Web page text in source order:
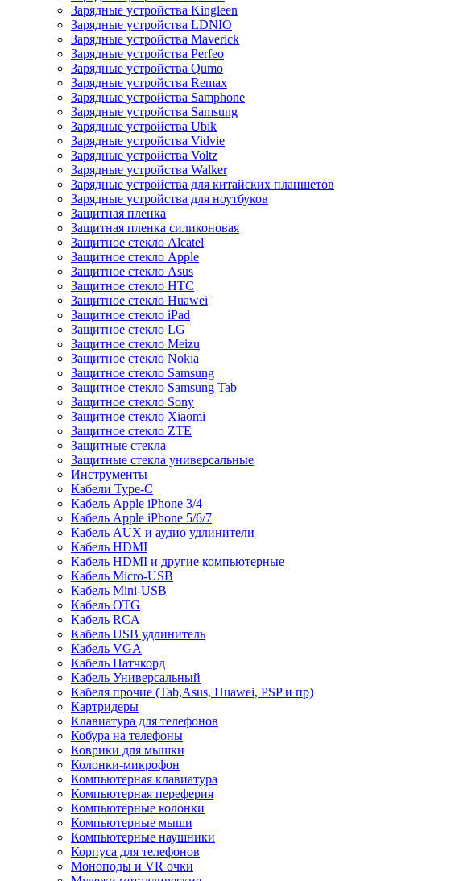
Зарядные устройства Kingleen
Зарядные устройства LDNIO
Зарядные устройства Maverick
Зарядные устройства Perfeo
Зарядные устройства Qumo
Зарядные устройства Remax
Зарядные устройства Samphone
Зарядные устройства Samsung
Зарядные устройства Ubik
Зарядные устройства Vidvie
Зарядные устройства Voltz
Зарядные устройства Walker
Зарядные устройства для китайских планшетов
Зарядные устройства для ноутбуков
Защитная пленка
Защитная пленка силиконовая
Защитное стекло Alcatel
Защитное стекло Apple
Защитное стекло Asus
Защитное стекло HTC
Защитное стекло Huawei
Защитное стекло iPad
Защитное стекло LG
Защитное стекло Meizu
Защитное стекло Nokia
Защитное стекло Samsung
Защитное стекло Samsung Tab
Защитное стекло Sony
Защитное стекло Xiaomi
Защитное стекло ZTE
Защитные стекла
Защитные стекла универсальные
Инструменты
Кабели Type-C
Кабель Apple iPhone 3/4
Кабель Apple iPhone 5/6/7
Кабель AUX и аудио удлинители
Кабель HDMI
Кабель HDMI и другие компьютерные
Кабель Micro-USB
Кабель Mini-USB
Кабель OTG
Кабель RCA
Кабель USB удлинитель
Кабель VGA
Кабель Патчкорд
Кабель Универсальный
Кабеля прочие (Tab,Asus, Huawei, PSP и пр)
Картридеры
Клавиатура для телефонов
Кобура на телефоны
Коврики для мышки
Колонки-микрофон
Компьютерная клавиатура
Компьютерная переферия
Компьютерные колонки
Компьютерные мыши
Компьютерные наушники
Корпуса для телефонов
Моноподы и VR очки